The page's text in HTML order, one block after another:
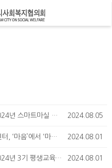
2024.08.05
트마실 참여자 모집
2024.08.01
전문 심리상담 '마음지기' (상시모…
2024.08.01
육 프로그램 수강신청 안내